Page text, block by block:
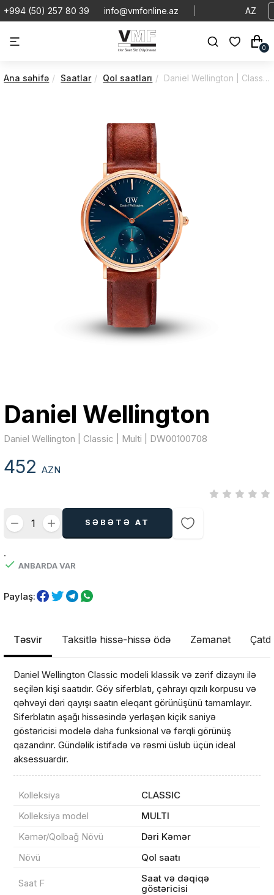
+994 (50) 257 80 39 info@vmfonline.az AZ
0
Ana səhifə Saatlar Qol saatları Daniel Wellington | Classic | Multi | DW00100708
Daniel Wellington
Daniel Wellington | Classic | Multi | DW00100708
452AZN
SƏBƏTƏ AT
.
ANBARDA VAR
Paylaş:
Təsvir Taksitlə hissə-hissə ödə Zəmanət
Daniel Wellington Classic modeli klassik və zərif dizaynı ilə
seçilən kişi saatıdır. Göy siferblatı, çəhrayı qızılı korpusu və
qəhvəyi dəri qayışı saatın eleqant görünüşünü tamamlayır.
Siferblatın aşağı hissəsində yerləşən kiçik saniyə
göstəricisi modelə daha funksional və fərqli görünüş
qazandırır. Gündəlik istifadə və rəsmi üslub üçün ideal
aksessuardır.
Kolleksiya
CLASSIC
Kolleksiya model
MULTI
Kəmər/Qolbağ Növü
Dəri Kəmər
Növü
Qol saatı
Saat F
Saat və dəqiqə
göstəricisi
Məhsul(lar) səbətə əlavə edildi